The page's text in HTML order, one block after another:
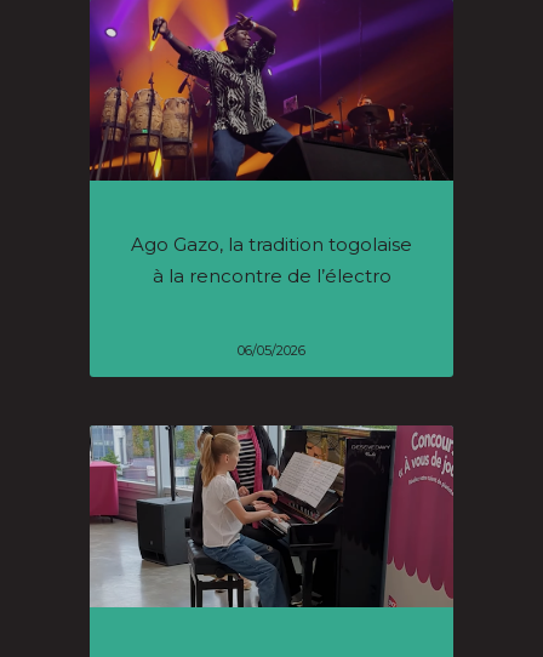
Ago Gazo, la tradition togolaise
à la rencontre de l’électro
06/05/2026